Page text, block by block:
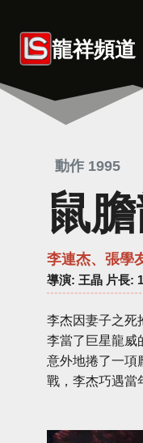
content 龍祥頻道
動作 1995
鼠
李連杰、張學
導演: 王晶 片長:
李杰因妻子之死
李當了巨星龍威
意外地捲了一項
戰，李杰巧遇